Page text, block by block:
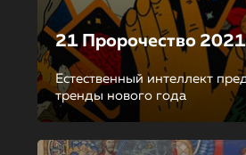
21 Пророчество 2021
Естественный интеллект
тренды нового года